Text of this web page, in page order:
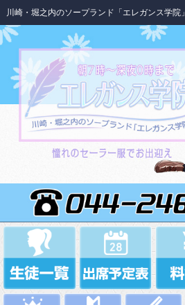
川崎・堀之内のソープランド「エレガンス学院」